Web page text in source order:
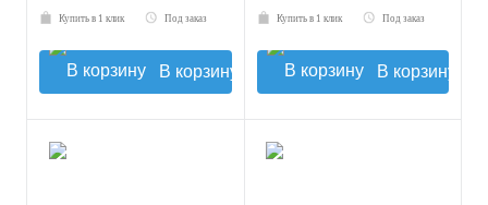
Купить в 1 клик Под заказ
В корзину
Купить в 1 клик Под заказ
В корзину